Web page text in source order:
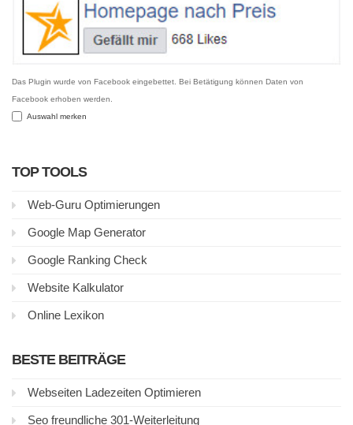
Das Plugin wurde von Facebook eingebettet. Bei Betätigung können Daten von
Facebook erhoben werden.
Auswahl merken
TOP TOOLS
Web-Guru Optimierungen
Google Map Generator
Google Ranking Check
Website Kalkulator
Online Lexikon
BESTE BEITRÄGE
Webseiten Ladezeiten Optimieren
Seo freundliche 301-Weiterleitung